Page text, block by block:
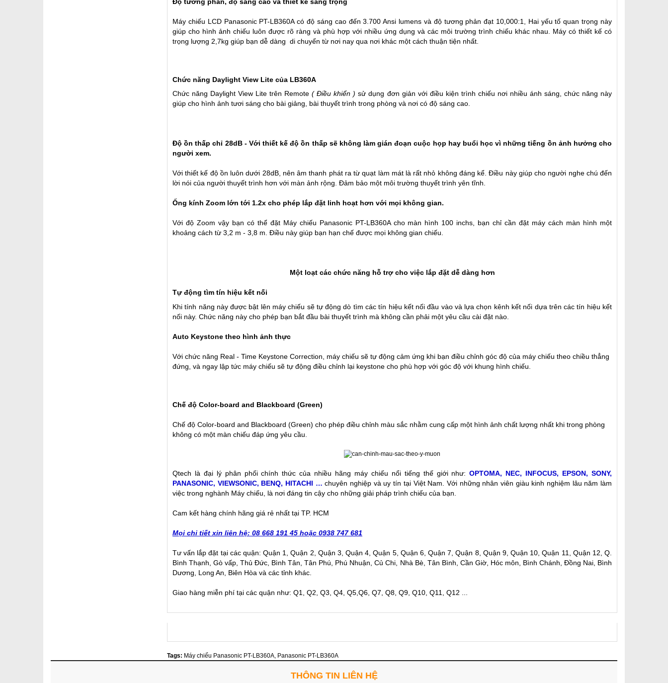
Độ tương phản, độ sáng cao và thiết kế sang trọng
Máy chiếu LCD Panasonic PT-LB360A có độ sáng cao đến 3.700 Ansi lumens và độ tương phản đạt 10,000:1, Hai yếu tố quan trọng này
giúp cho hình ảnh chiếu luôn được rõ ràng và phù hợp với nhiều ứng dụng và các môi trường trình chiếu khác nhau. Máy có thiết kế có
trọng lượng 2,7kg giúp bạn dễ dàng di chuyển từ nơi nay qua nơi khác một cách thuận tiện nhất.
Chức năng Daylight View Lite của LB360A
Chức năng Daylight View Lite trên Remote( Điều khiển ) sử dụng đơn giản với điều kiện trình chiếu nơi nhiều ánh sáng, chức năng này
giúp cho hình ảnh tươi sáng cho bài giảng, bài thuyết trình trong phòng và nơi có độ sáng cao.
Độ ồn thấp chỉ 28dB - Với thiết kế độ ồn thấp sẽ không làm gián đoạn cuộc họp hay buổi học vì những tiếng ồn ảnh hưởng cho
người xem.
Với thiết kế độ ồn luôn dưới 28dB, nên âm thanh phát ra từ quạt làm mát là rất nhỏ không đáng kể. Điều này giúp cho người nghe chú đến
lời nói của người thuyết trình hơn với màn ảnh rộng. Đảm bảo một môi trường thuyết trình yên tĩnh.
Ống kính Zoom lớn tới 1.2x cho phép lắp đặt linh hoạt hơn với mọi không gian.
Với độ Zoom vậy bạn có thể đặt Máy chiếu Panasonic PT-LB360A cho màn hình 100 inchs, bạn chỉ cần đặt máy cách màn hình một
khoảng cách từ 3,2 m - 3,8 m. Điều này giúp bạn hạn chế được mọi không gian chiếu.
Một loạt các chức năng hỗ trợ cho việc lắp đặt dễ dàng hơn
Tự động tìm tín hiệu kết nối
Khi tính năng này được bật lên máy chiếu sẽ tự động dò tìm các tín hiệu kết nối đầu vào và lựa chọn kênh kết nối dựa trên các tín hiệu kết
nối này. Chức năng này cho phép bạn bắt đầu bài thuyết trình mà không cần phải một yêu cầu cài đặt nào.
Auto Keystone theo hình ảnh thực
Với chức năng Real - Time Keystone Correction, máy chiếu sẽ tự động cảm ứng khi bạn điều chỉnh góc độ của máy chiếu theo chiều thẳng
đứng, và ngay lập tức máy chiếu sẽ tự động điều chỉnh lại keystone cho phù hợp với góc độ với khung hình chiếu.
Chế độ Color-board and Blackboard (Green)
Chế độ Color-board and Blackboard (Green) cho phép điều chỉnh màu sắc nhằm cung cấp một hình ảnh chất lượng nhất khi trong phòng
không có một màn chiếu đáp ứng yêu cầu.
Qtech là đại lý phân phối chính thức của nhiều hãng máy chiếu nổi tiếng thế giới như:OPTOMA, NEC, INFOCUS, EPSON, SONY,
PANASONIC, VIEWSONIC, BENQ, HITACHI … chuyên nghiệp và uy tín tại Việt Nam. Với những nhân viên giàu kinh nghiệm lâu năm làm
việc trong nghành Máy chiếu, là nơi đáng tin cậy cho những giải pháp trình chiếu của bạn.
Cam kết hàng chính hãng giá rẻ nhất tại TP. HCM
Mọi chi tiết xin liên hệ: 08 668 191 45 hoặc 0938 747 681
Tư vấn lắp đặt tại các quận: Quận 1, Quận 2, Quận 3, Quận 4, Quận 5, Quận 6, Quận 7, Quận 8, Quận 9, Quận 10, Quận 11, Quận 12, Q.
Bình Thạnh, Gò vấp, Thủ Đức, Bình Tân, Tân Phú, Phú Nhuận, Củ Chi, Nhà Bè, Tân Bình, Cần Giờ, Hóc môn, Bình Chánh, Đồng Nai, Bình
Dương, Long An, Biên Hòa và các tỉnh khác.
Giao hàng miễn phí tại các quận như: Q1, Q2, Q3, Q4, Q5,Q6, Q7, Q8, Q9, Q10, Q11, Q12 ...
Tags: Máy chiếu Panasonic PT-LB360A Panasonic PT-LB360A
THÔNG TIN LIÊN HỆ